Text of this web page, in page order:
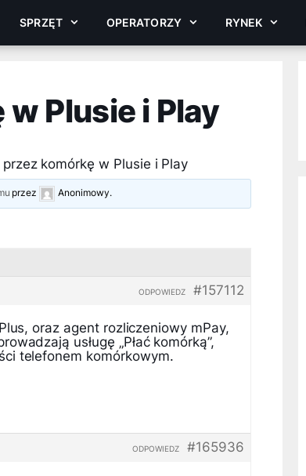
SPRZĘT OPERATORZY RYNEK
Plusie i Play
komórkę w Plusie i Play
przez Anonimowy.
#157112
ODPOWIEDZ
oraz agent rozliczeniowy mPay,
usługę „Płać komórką”,
telefonem komórkowym.
#165936
ODPOWIEDZ